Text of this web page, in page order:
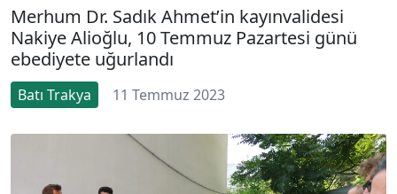
Merhum Dr. Sadık Ahmet’in kayınvalidesi
Nakiye Alioğlu, 10 Temmuz Pazartesi günü
ebediyete uğurlandı
Batı Trakya 11 Temmuz 2023